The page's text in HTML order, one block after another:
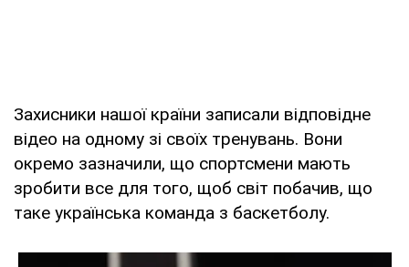
Захисники нашої країни записали відповідне
відео на одному зі своїх тренувань. Вони
окремо зазначили, що спортсмени мають
зробити все для того, щоб світ побачив, що
таке українська команда з баскетболу.